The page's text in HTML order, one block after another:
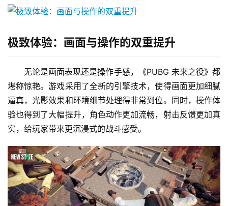
极致体验：画面与操作的双重提升
无论是画面表现还是操作手感，《PUBG 未来之役》都
堪称惊艳。游戏采用了全新的引擎技术，使得画面更加细腻
逼真，光影效果和环境细节处理得非常到位。同时，操作体
验也得到了大幅提升，角色动作更加流畅，射击反馈更加真
实，给玩家带来更沉浸式的战斗感受。